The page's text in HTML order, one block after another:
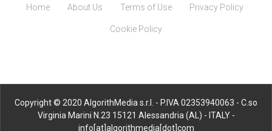
Home About Us Terms of Use Privacy Policy
Cookie Policy
Copyright © 2020 AlgorithMedia s.r.l. - P.IVA 02353940063 - C.so
Virginia Marini N.23 15121 Alessandria (AL) - ITALY -
info[at]algorithmedia[dot]com